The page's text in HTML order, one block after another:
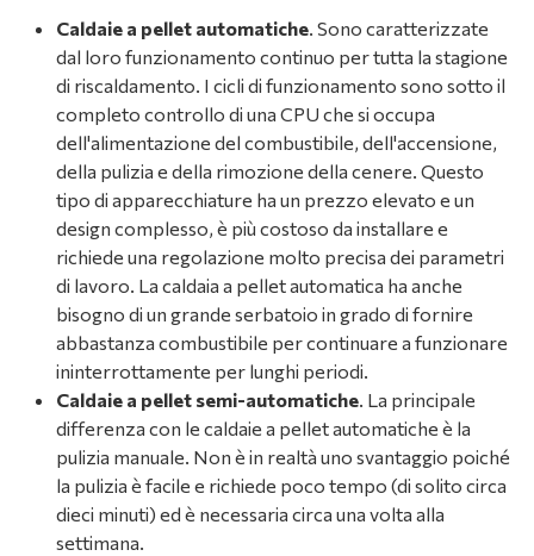
Caldaie a pellet automatiche. Sono caratterizzate
dal loro funzionamento continuo per tutta la stagione
di riscaldamento. I cicli di funzionamento sono sotto il
completo controllo di una CPU che si occupa
dell'alimentazione del combustibile, dell'accensione,
della pulizia e della rimozione della cenere. Questo
tipo di apparecchiature ha un prezzo elevato e un
design complesso, è più costoso da installare e
richiede una regolazione molto precisa dei parametri
di lavoro. La caldaia a pellet automatica ha anche
bisogno di un grande serbatoio in grado di fornire
abbastanza combustibile per continuare a funzionare
ininterrottamente per lunghi periodi.
Caldaie a pellet semi-automatiche. La principale
differenza con le caldaie a pellet automatiche è la
pulizia manuale. Non è in realtà uno svantaggio poiché
la pulizia è facile e richiede poco tempo (di solito circa
dieci minuti) ed è necessaria circa una volta alla
settimana.